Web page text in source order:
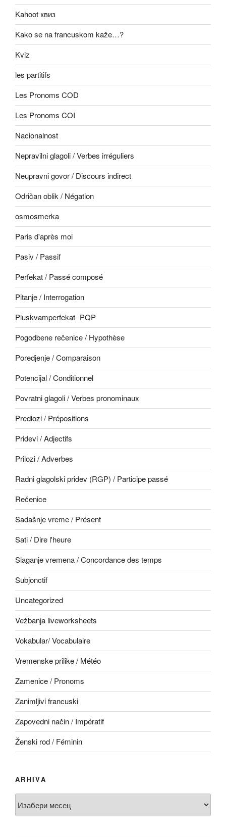
Kahoot квиз
Kako se na francuskom kaže…?
Kviz
les partitifs
Les Pronoms COD
Les Pronoms COI
Nacionalnost
Nepravilni glagoli / Verbes irréguliers
Neupravni govor / Discours indirect
Odričan oblik / Négation
osmosmerka
Paris d'après moi
Pasiv / Passif
Perfekat / Passé composé
Pitanje / Interrogation
Pluskvamperfekat- PQP
Pogodbene rečenice / Hypothèse
Poredjenje / Comparaison
Potencijal / Conditionnel
Povratni glagoli / Verbes pronominaux
Predlozi / Prépositions
Pridevi / Adjectifs
Prilozi / Adverbes
Radni glagolski pridev (RGP) / Participe passé
Rečenice
Sadašnje vreme / Présent
Sati / Dire l'heure
Slaganje vremena / Concordance des temps
Subjonctif
Uncategorized
Vežbanja liveworksheets
Vokabular/ Vocabulaire
Vremenske prilike / Météo
Zamenice / Pronoms
Zanimljivi francuski
Zapovedni način / Impératif
Ženski rod / Féminin
ARHIVA